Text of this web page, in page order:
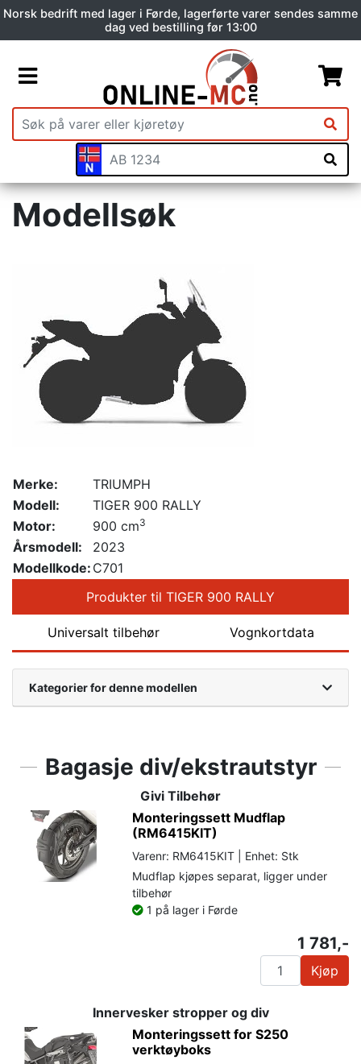
Norsk bedrift med lager i Førde, lagerførte varer sendes samme
dag ved bestilling før 13:00
Modellsøk
Merke:
TRIUMPH
Modell:
TIGER 900 RALLY
Motor:
900 cm3
Årsmodell:
2023
Modellkode: C701
Produkter til TIGER 900 RALLY
Universalt tilbehør Vognkortdata
Kategorier for denne modellen
Bagasje div/ekstrautstyr
Givi Tilbehør
Monteringssett Mudflap
(RM6415KIT)
Varenr: RM6415KIT | Enhet: Stk
Mudflap kjøpes separat, ligger under
tilbehør
1 på lager i Førde
1 781,-
Kjøp
Innervesker stropper og div
Monteringssett for S250
verktøyboks